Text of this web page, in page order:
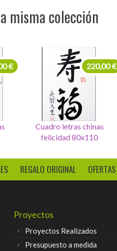
misma colección
€
Cuadro letras chinas
felicidad 80x110
220,00 €
REGALO ORIGINAL OFERTAS
Proyectos
Proyectos Realizados
Presupuesto a medida